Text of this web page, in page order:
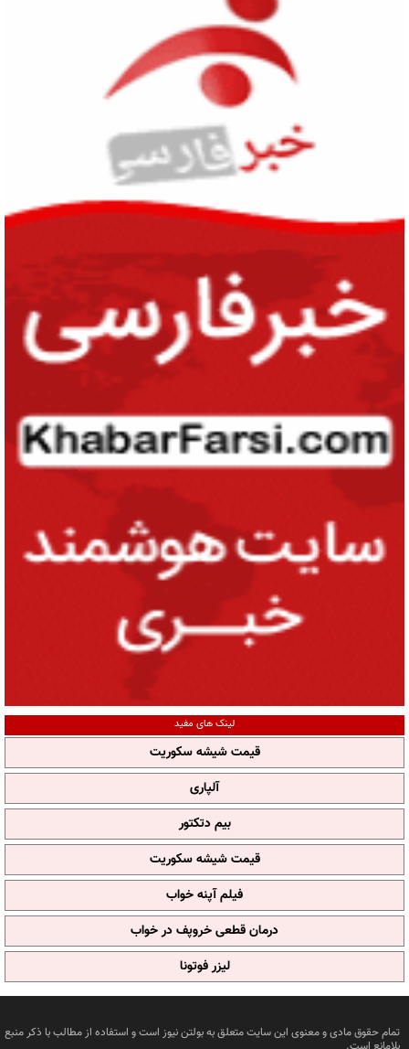
لینک های مفید
قیمت شیشه سکوریت
آلپاری
بیم دتکتور
قیمت شیشه سکوریت
فیلم آپنه خواب
درمان قطعی خروپف در خواب
لیزر فوتونا
تمام حقوق مادی و معنوی این سایت متعلق به بولتن نیوز است و استفاده از مطالب با ذکر منبع